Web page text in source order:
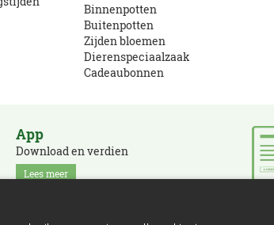
Binnenpotten
Buitenpotten
Zijden bloemen
Dierenspeciaalzaak
Cadeaubonnen
App
Download en verdien
Lees meer